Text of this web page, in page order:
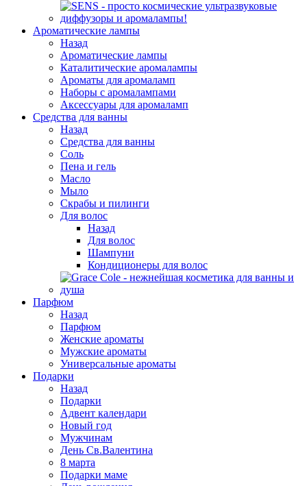
Ароматические лампы
Назад
Ароматические лампы
Каталитические аромалампы
Ароматы для аромаламп
Наборы с аромалампами
Аксессуары для аромаламп
Средства для ванны
Назад
Средства для ванны
Соль
Пена и гель
Масло
Мыло
Скрабы и пилинги
Для волос
Назад
Для волос
Шампуни
Кондиционеры для волос
Парфюм
Назад
Парфюм
Женские ароматы
Мужские ароматы
Универсальные ароматы
Подарки
Назад
Подарки
Адвент календари
Новый год
Мужчинам
День Св.Валентина
8 марта
Подарки маме